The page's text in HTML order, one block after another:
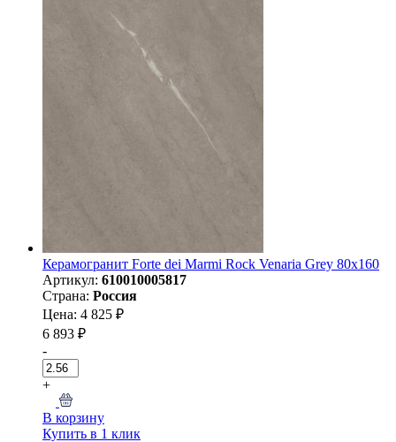
Керамогранит Forte dei Marmi Rock Venaria Grey 80x160
Артикул: 610010005817
Страна: Россия
Цена: 4 825 ₽
6 893 ₽
-
+
В корзину
Купить в 1 клик